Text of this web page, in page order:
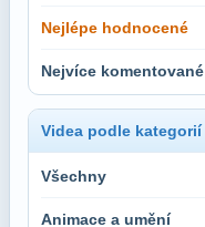
Nejlépe hodnocené
Nejvíce komentované
Videa podle kategorií
Všechny
Animace a umění